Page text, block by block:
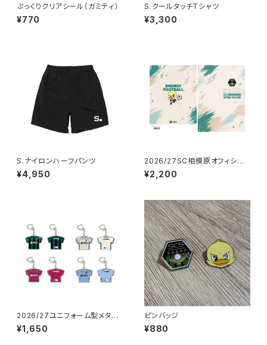
ぷっくりクリアシール（ガミティ）
¥770
S.クールタッチTシャツ
¥3,300
S.ナイロンハーフパンツ
¥4,950
2026/27SC相模原オフィシャ
ルイヤーブック
¥2,200
2026/27ユニフォーム型メタル
キーホルダー
¥1,650
ピンバッジ
¥880